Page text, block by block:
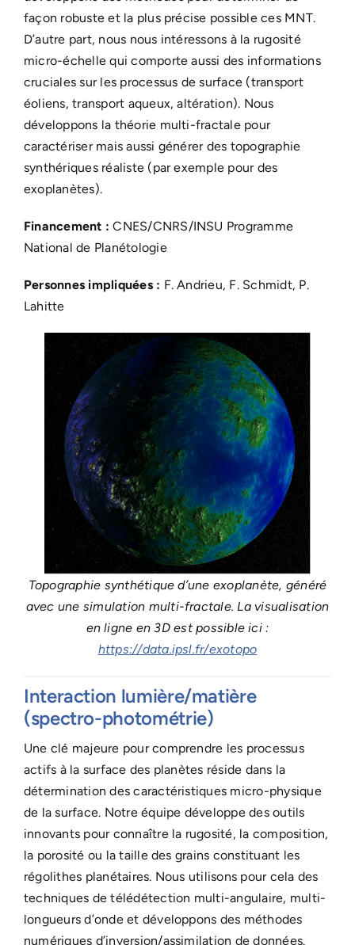
façon robuste et la plus précise possible ces MNT.
D’autre part, nous nous intéressons à la rugosité
micro-échelle qui comporte aussi des informations
cruciales sur les processus de surface (transport
éoliens, transport aqueux, altération). Nous
développons la théorie multi-fractale pour
caractériser mais aussi générer des topographie
synthériques réaliste (par exemple pour des
exoplanètes).
Financement : CNES/CNRS/INSU Programme
National de Planétologie
Personnes impliquées : F. Andrieu, F. Schmidt, P.
Lahitte
Topographie synthétique d’une exoplanète, généré
avec une simulation multi-fractale. La visualisation
en ligne en 3D est possible ici :
https://data.ipsl.fr/exotopo
Interaction lumière/matière
(spectro-photométrie)
Une clé majeure pour comprendre les processus
actifs à la surface des planètes réside dans la
détermination des caractéristiques micro-physique
de la surface. Notre équipe développe des outils
innovants pour connaître la rugosité, la composition,
la porosité ou la taille des grains constituant les
régolithes planétaires. Nous utilisons pour cela des
techniques de télédétection multi-angulaire, multi-
longueurs d’onde et développons des méthodes
numériques d’inversion/assimilation de données.